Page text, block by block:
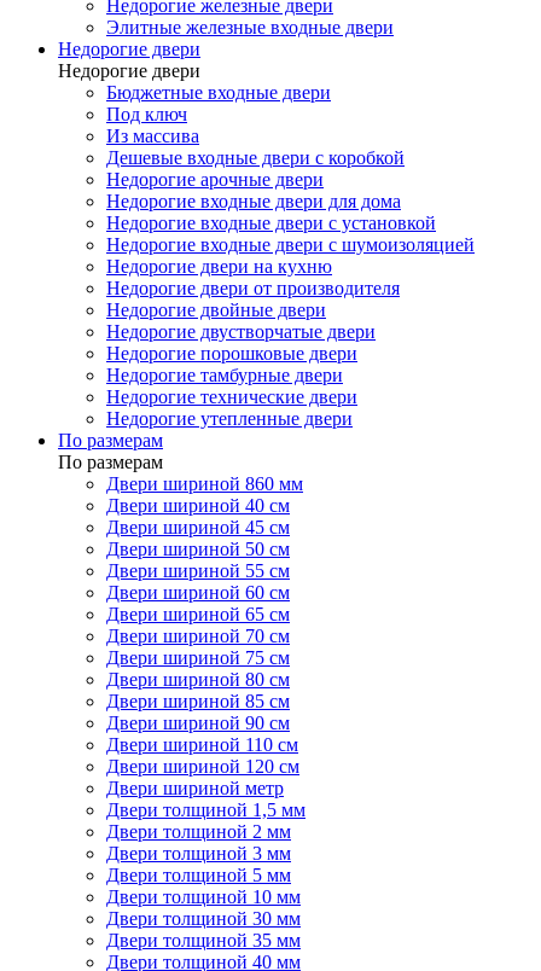
Недорогие железные двери
Элитные железные входные двери
Недорогие двери
Недорогие двери
Бюджетные входные двери
Под ключ
Из массива
Дешевые входные двери с коробкой
Недорогие арочные двери
Недорогие входные двери для дома
Недорогие входные двери с установкой
Недорогие входные двери с шумоизоляцией
Недорогие двери на кухню
Недорогие двери от производителя
Недорогие двойные двери
Недорогие двустворчатые двери
Недорогие порошковые двери
Недорогие тамбурные двери
Недорогие технические двери
Недорогие утепленные двери
По размерам
По размерам
Двери шириной 860 мм
Двери шириной 40 см
Двери шириной 45 см
Двери шириной 50 см
Двери шириной 55 см
Двери шириной 60 см
Двери шириной 65 см
Двери шириной 70 см
Двери шириной 75 см
Двери шириной 80 см
Двери шириной 85 см
Двери шириной 90 см
Двери шириной 110 см
Двери шириной 120 см
Двери шириной метр
Двери толщиной 1,5 мм
Двери толщиной 2 мм
Двери толщиной 3 мм
Двери толщиной 5 мм
Двери толщиной 10 мм
Двери толщиной 30 мм
Двери толщиной 35 мм
Двери толщиной 40 мм